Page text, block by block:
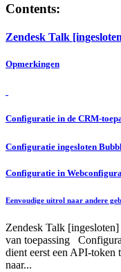
Contents:
Zendesk Talk
Opmerkingen
Configuratie in de CRM-
Configuratie ingesloten
Configuratie in
Eenvoudige uitrol naar andere
Zendesk Talk
van toepassing
dient eerst een API-token
naar...